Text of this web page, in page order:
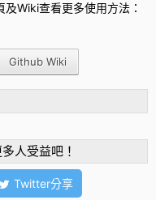
Wiki查看更多使用方法：
Github Wiki
人受益吧！
Twitter分享